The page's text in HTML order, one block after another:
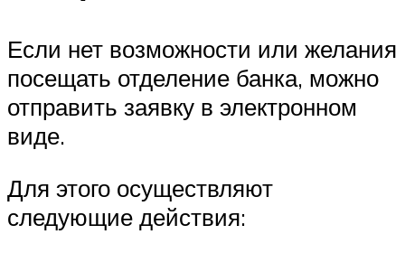
Если нет возможности или желания
посещать отделение банка, можно
отправить заявку в электронном
виде.
Для этого осуществляют
следующие действия: